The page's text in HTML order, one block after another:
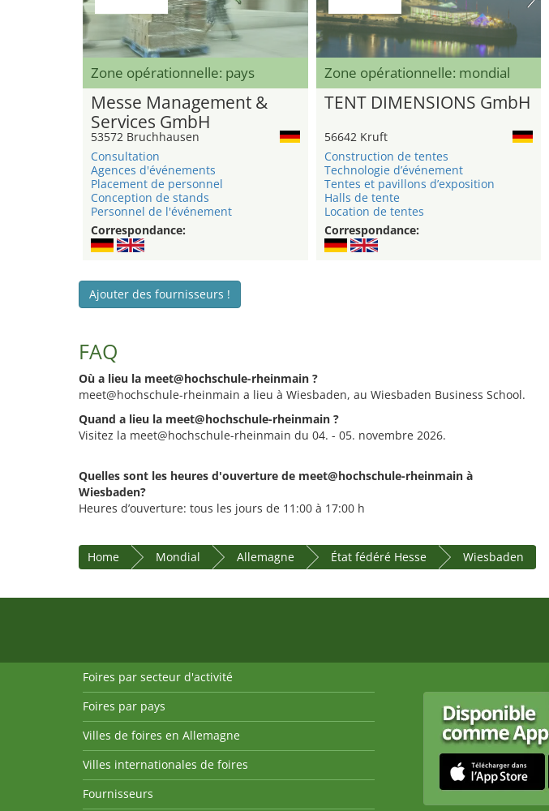
Zone opérationnelle: pays
Messe Management &
Services GmbH
53572 Bruchhausen
Consultation
Agences d'événements
Placement de personnel
Conception de stands
Personnel de l'événement
Correspondance:
Zone opérationnelle: mondial
TENT DIMENSIONS GmbH
56642 Kruft
Construction de tentes
Technologie d’événement
Tentes et pavillons d’exposition
Halls de tente
Location de tentes
Correspondance:
Ajouter des fournisseurs !
FAQ
Où a lieu la meet@hochschule-rheinmain ?
meet@hochschule-rheinmain a lieu à Wiesbaden, au Wiesbaden Business School.
Quand a lieu la meet@hochschule-rheinmain ?
Visitez la meet@hochschule-rheinmain du 04. - 05. novembre 2026.
Quelles sont les heures d'ouverture de meet@hochschule-rheinmain à
Wiesbaden?
Heures d’ouverture: tous les jours de 11:00 à 17:00 h
Home Mondial Allemagne État fédéré Hesse Wiesbaden
Foires par secteur d'activité
Foires par pays
Villes de foires en Allemagne
Villes internationales de foires
Fournisseurs